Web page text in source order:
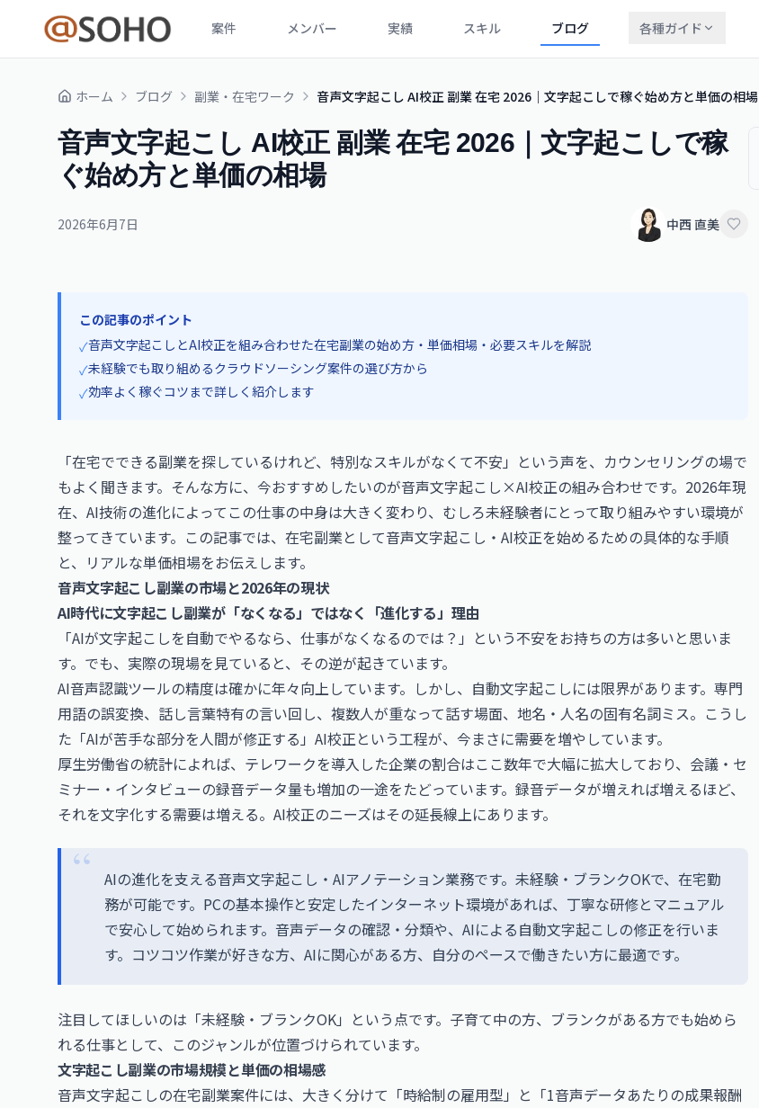
案件 メンバー 実績 スキル ブログ 各種ガイド
ホーム ブログ 副業・在宅ワーク 音声文字起こし AI校正 副業 在宅 2026｜文字起こしで稼ぐ始め方と単価の相場
音声文字起こし AI校正 副業 在宅 2026｜文字起こしで稼
ぐ始め方と単価の相場
2026年6月7日 中西 直美
この記事のポイント
✓音声文字起こしとAI校正を組み合わせた在宅副業の始め方・単価相場・必要スキルを解説
✓未経験でも取り組めるクラウドソーシング案件の選び方から
✓効率よく稼ぐコツまで詳しく紹介します
「在宅でできる副業を探しているけれど、特別なスキルがなくて不安」という声を、カウンセリングの場で
もよく聞きます。そんな方に、今おすすめしたいのが音声文字起こし×AI校正の組み合わせです。2026年現
在、AI技術の進化によってこの仕事の中身は大きく変わり、むしろ未経験者にとって取り組みやすい環境が
整ってきています。この記事では、在宅副業として音声文字起こし・AI校正を始めるための具体的な手順
と、リアルな単価相場をお伝えします。
音声文字起こし副業の市場と2026年の現状
AI時代に文字起こし副業が「なくなる」ではなく「進化する」理由
「AIが文字起こしを自動でやるなら、仕事がなくなるのでは？」という不安をお持ちの方は多いと思いま
す。でも、実際の現場を見ていると、その逆が起きています。
AI音声認識ツールの精度は確かに年々向上しています。しかし、自動文字起こしには限界があります。専門
用語の誤変換、話し言葉特有の言い回し、複数人が重なって話す場面、地名・人名の固有名詞ミス。こうし
た「AIが苦手な部分を人間が修正する」AI校正という工程が、今まさに需要を増やしています。
厚生労働省の統計によれば、テレワークを導入した企業の割合はここ数年で大幅に拡大しており、会議・セ
ミナー・インタビューの録音データ量も増加の一途をたどっています。録音データが増えれば増えるほど、
それを文字化する需要は増える。AI校正のニーズはその延長線上にあります。
AIの進化を支える音声文字起こし・AIアノテーション業務です。未経験・ブランクOKで、在宅勤
務が可能です。PCの基本操作と安定したインターネット環境があれば、丁寧な研修とマニュアル
で安心して始められます。音声データの確認・分類や、AIによる自動文字起こしの修正を行いま
す。コツコツ作業が好きな方、AIに関心がある方、自分のペースで働きたい方に最適です。
注目してほしいのは「未経験・ブランクOK」という点です。子育て中の方、ブランクがある方でも始めら
れる仕事として、このジャンルが位置づけられています。
文字起こし副業の市場規模と単価の相場感
音声文字起こしの在宅副業案件には、大きく分けて「時給制の雇用型」と「1音声データあたりの成果報酬